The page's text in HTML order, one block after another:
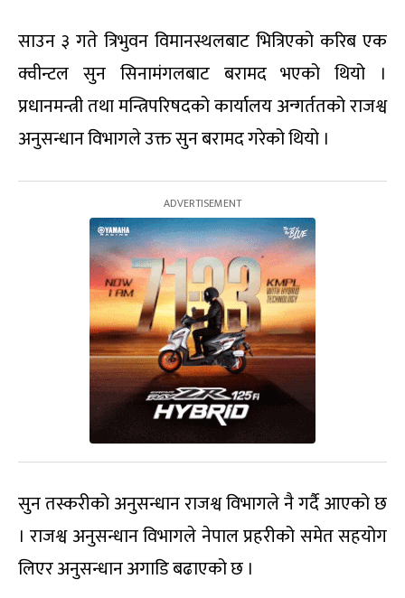
साउन ३ गते त्रिभुवन विमानस्थलबाट भित्रिएको करिब एक
क्वीन्टल सुन सिनामंगलबाट बरामद भएको थियो ।
प्रधानमन्त्री तथा मन्त्रिपरिषदको कार्यालय अन्गर्ततको राजश्व
अनुसन्धान विभागले उक्त सुन बरामद गरेको थियो ।
सुन तस्करीको अनुसन्धान राजश्व विभागले नै गर्दै आएको छ
। राजश्व अनुसन्धान विभागले नेपाल प्रहरीको समेत सहयोग
लिएर अनुसन्धान अगाडि बढाएको छ ।